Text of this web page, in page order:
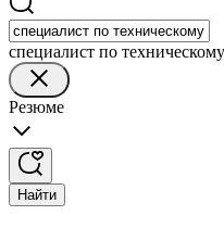
специалист по
Резюме
Найти